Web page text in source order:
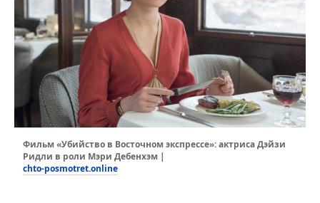
Фильм «Убийство в Восточном экспрессе»: актриса Дэйзи
Ридли в роли Мэри Дебенхэм |
chto-posmotret.online